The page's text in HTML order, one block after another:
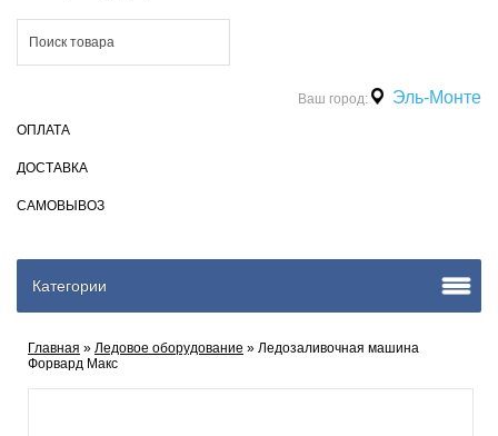
Ваш город: Эль-Монте
ОПЛАТА
ДОСТАВКА
САМОВЫВОЗ
Категории
Главная » Ледовое оборудование » Ледозаливочная машина
Форвард Макс